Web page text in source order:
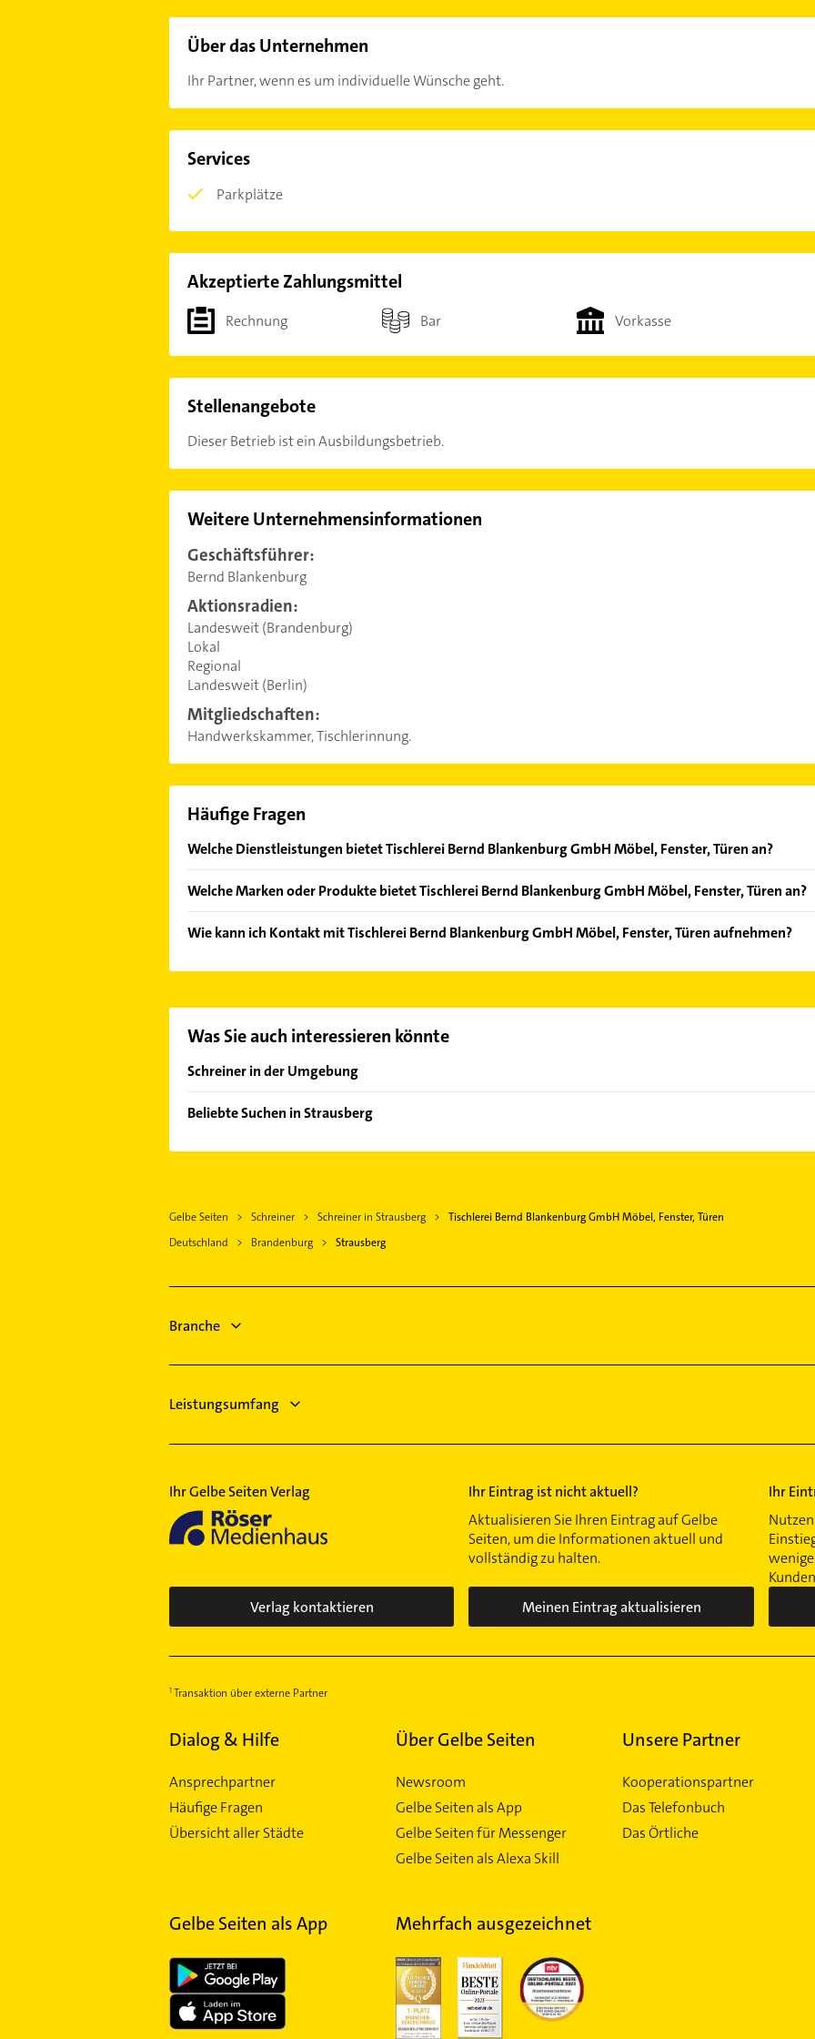
Über das Unternehmen
Ihr Partner, wenn es um individuelle Wünsche geht.
Services
Parkplätze
Akzeptierte Zahlungsmittel
Rechnung Bar Vorkasse
Stellenangebote
Dieser Betrieb ist ein Ausbildungsbetrieb.
Weitere Unternehmensinformationen
Geschäftsführer:
Bernd Blankenburg
Aktionsradien:
Landesweit (Brandenburg)
Lokal
Regional
Landesweit (Berlin)
Mitgliedschaften:
Handwerkskammer, Tischlerinnung.
Häufige Fragen
Welche Dienstleistungen bietet Tischlerei Bernd Blankenburg GmbH Möbel, Fenster, Türen an?
Welche Marken oder Produkte bietet Tischlerei Bernd Blankenburg GmbH Möbel, Fenster, Türen an?
Wie kann ich Kontakt mit Tischlerei Bernd Blankenburg GmbH Möbel, Fenster, Türen aufnehmen?
Was Sie auch interessieren könnte
Schreiner in der Umgebung
Petershagen /Eggersdorf
Fredersdorf-Vogelsdorf
Schöneiche bei Berlin
Ahrensfelde
Beliebte Suchen in Strausberg
Putzfrau
Gebäudereinigung
Physiotherapie
Gelbe Seiten Schreiner Schreiner in Strausberg
Tischlerei Bernd Blankenburg GmbH Möbel, Fenster, Türen
Deutschland
Brandenburg Strausberg
Branche
Leistungsumfang
Ihr Gelbe Seiten Verlag
Verlag kontaktieren
Ihr Eintrag ist nicht aktuell?
Aktualisieren Sie Ihren Eintrag auf Gelbe
Seiten, um die Informationen aktuell und
vollständig zu halten.
Meinen Eintrag aktualisieren
Ihr
Transaktion über externe Partner
Dialog & Hilfe
Ansprechpartner
Häufige Fragen
Übersicht aller Städte
Über Gelbe Seiten
Newsroom
Gelbe Seiten als App
Gelbe Seiten für Messenger
Gelbe Seiten als Alexa Skill
Unsere Partner
Kooperationspartner
Das Telefonbuch
Das Örtliche
Gelbe Seiten als App Mehrfach ausgezeichnet